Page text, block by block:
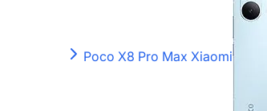
Poco X8 Pro Max Xiaomi